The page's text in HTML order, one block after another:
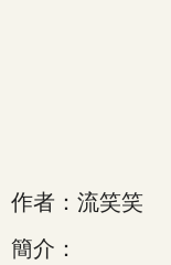
作者：流笑笑
簡介：